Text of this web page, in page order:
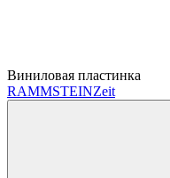
Виниловая пластинка
RAMMSTEINZeit